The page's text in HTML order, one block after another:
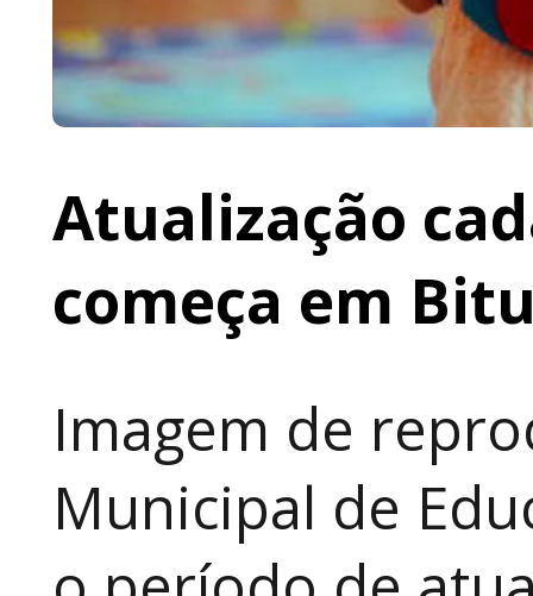
Atualização
começa em
Imagem de
Municipal de